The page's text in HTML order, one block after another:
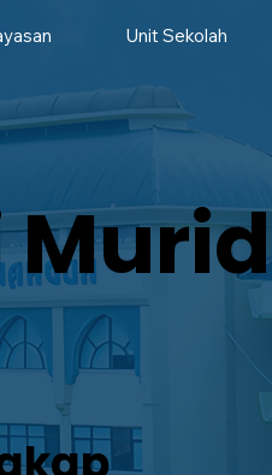
Murid
Unit Sekolah